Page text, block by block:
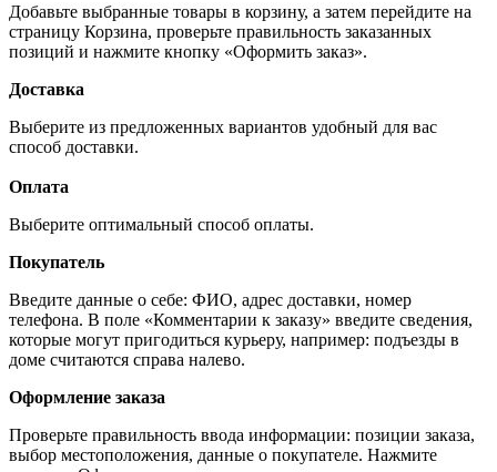
Добавьте выбранные товары в корзину, а затем перейдите на
страницу Корзина, проверьте правильность заказанных
позиций и нажмите кнопку «Оформить заказ».
Доставка
Выберите из предложенных вариантов удобный для вас
способ доставки.
Оплата
Выберите оптимальный способ оплаты.
Покупатель
Введите данные о себе: ФИО, адрес доставки, номер
телефона. В поле «Комментарии к заказу» введите сведения,
которые могут пригодиться курьеру, например: подъезды в
доме считаются справа налево.
Оформление заказа
Проверьте правильность ввода информации: позиции заказа,
выбор местоположения, данные о покупателе. Нажмите